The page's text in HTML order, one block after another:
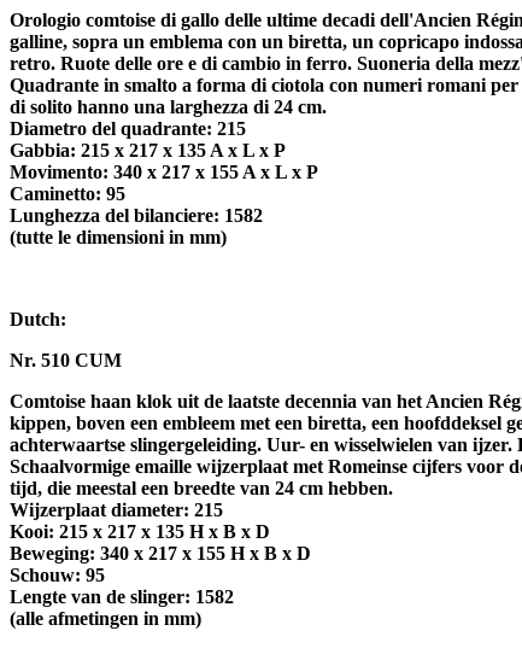
Orologio comtoise di gallo delle ultime decadi dell'Ancien
galline, sopra un emblema con un biretta, un copricapo
retro. Ruote delle ore e di cambio in ferro. Suoneria della
Quadrante in smalto a forma di ciotola con numeri romani
di solito hanno una larghezza di 24 cm.
Diametro del quadrante: 215
Gabbia: 215 x 217 x 135 A x L x P
Movimento: 340 x 217 x 155 A x L x P
Caminetto: 95
Lunghezza del bilanciere: 1582
(tutte le dimensioni in mm)
Dutch:
Nr. 510 CUM
Comtoise haan klok uit de laatste decennia van het Ancien
kippen, boven een embleem met een biretta, een hoofddeksel
achterwaartse slingergeleiding. Uur- en wisselwielen van
Schaalvormige emaille wijzerplaat met Romeinse cijfers voor
tijd, die meestal een breedte van 24 cm hebben.
Wijzerplaat diameter: 215
Kooi: 215 x 217 x 135 H x B x D
Beweging: 340 x 217 x 155 H x B x D
Schouw: 95
Lengte van de slinger: 1582
(alle afmetingen in mm)